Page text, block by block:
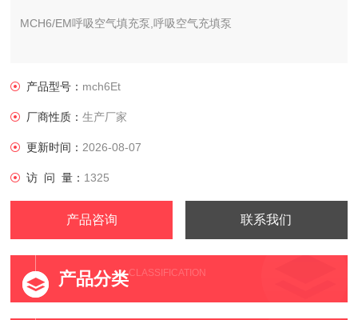
MCH6/EM呼吸空气填充泵,呼吸空气充填泵
产品型号： mch6Et
厂商性质：生产厂家
更新时间： 2026-08-07
访 问 量： 1325
产品咨询 联系我们
产品分类CLASSIFICATION